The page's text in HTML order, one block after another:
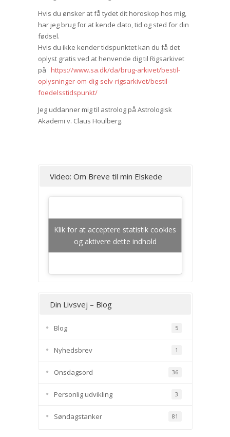
Hvis du ønsker at få tydet dit horoskop hos mig,
har jeg brug for at kende dato, tid og sted for din
fødsel.
Hvis du ikke kender tidspunktet kan du få det
oplyst gratis ved at henvende dig til Rigsarkivet
på https://www.sa.dk/da/brug-arkivet/bestil-
oplysninger-om-dig-selv-rigsarkivet/bestil-
foedelsstidspunkt/
Jeg uddanner mig til astrolog på Astrologisk
Akademi v. Claus Houlberg.
Video: Om Breve til min Elskede
Klik for at acceptere statistik cookies
og aktivere dette indhold
Din Livsvej – Blog
Blog 5
Nyhedsbrev 1
Onsdagsord 36
Personlig udvikling 3
Søndagstanker 81